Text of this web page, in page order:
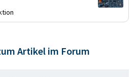
Artikel im Forum